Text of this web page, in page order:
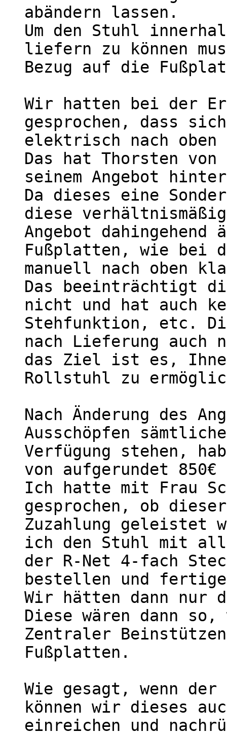
abändern lassen.
Um den Stuhl
liefern zu können
Bezug auf die
Wir hatten bei der
gesprochen, dass
elektrisch nach
Das hat Thorsten
seinem Angebot
Da dieses eine
diese
Angebot
Fußplatten, wie bei
manuell nach oben
Das beeinträchtigt
nicht und hat auch
Stehfunktion, etc.
nach Lieferung auch
das Ziel ist es,
Rollstuhl zu
Nach Änderung des
Ausschöpfen
Verfügung stehen,
von aufgerundet 850€
Ich hatte mit Frau
gesprochen, ob
Zuzahlung geleistet
ich den Stuhl mit
der R-Net 4-fach
bestellen und
Wir hätten dann nur
Diese wären dann
Zentraler
Fußplatten.
Wie gesagt, wenn
können wir dieses
einreichen und